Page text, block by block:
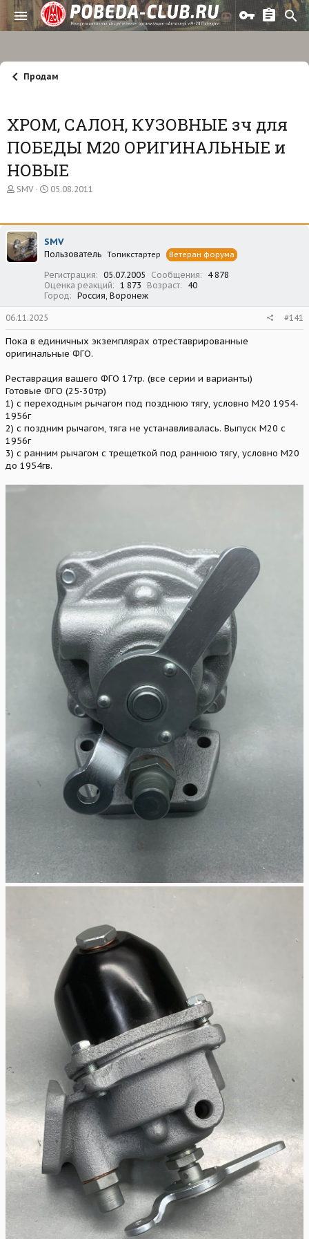
Продам
ХРОМ, САЛОН, КУЗОВНЫЕ зч для
ПОБЕДЫ М20 ОРИГИНАЛЬНЫЕ и
НОВЫЕ
А
о
р
т
е
SMV
Д
а
а
ч
л
а
05.08.2011
SMV
Пользователь Топикстартер Ветеран форума
Регистрация 05.07.2005 Сообщения
4 878
Оценка реакций
1 873 Возраст
40
Город
Россия, Воронеж
06.11.2025 #141
Пока в единичных экземплярах отреставрированные
оригинальные ФГО.
Реставрация вашего ФГО 17тр. (все серии и варианты)
Готовые ФГО (25-30тр)
1) с переходным рычагом под позднюю тягу, условно М20 1954-
1956г
2) с поздним рычагом, тяга не устанавливалась. Выпуск М20 с
1956г
3) с ранним рычагом с трещеткой под раннюю тягу, условно М20
до 1954гв.